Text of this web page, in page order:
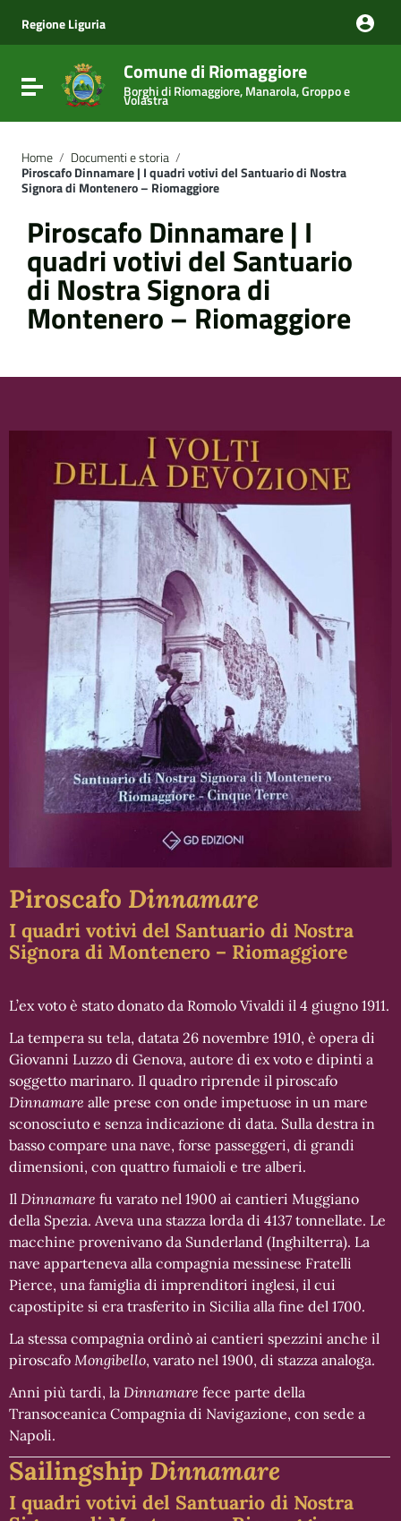
Vai al menu di navigazione
Vai al footer
Regione Liguria
Attiva / disattiva la navigazione
Comune di Riomaggiore
Borghi di Riomaggiore, Manarola, Groppo e
Volastra
Home / Documenti e storia /
Piroscafo Dinnamare | I quadri votivi del Santuario di Nostra
Signora di Montenero – Riomaggiore
Piroscafo Dinnamare | I
quadri votivi del Santuario
di Nostra Signora di
Montenero – Riomaggiore
Piroscafo Dinnamare
I quadri votivi del Santuario di Nostra
Signora di Montenero – Riomaggiore
L’ex voto è stato donato da Romolo Vivaldi il 4 giugno 1911.
La tempera su tela, datata 26 novembre 1910, è opera di
Giovanni Luzzo di Genova, autore di ex voto e dipinti a
soggetto marinaro. Il quadro riprende il piroscafo
Dinnamare alle prese con onde impetuose in un mare
sconosciuto e senza indicazione di data. Sulla destra in
basso compare una nave, forse passeggeri, di grandi
dimensioni, con quattro fumaioli e tre alberi.
Il Dinnamare fu varato nel 1900 ai cantieri Muggiano
della Spezia. Aveva una stazza lorda di 4137 tonnellate. Le
macchine provenivano da Sunderland (Inghilterra). La
nave apparteneva alla compagnia messinese Fratelli
Pierce, una famiglia di imprenditori inglesi, il cui
capostipite si era trasferito in Sicilia alla fine del 1700.
La stessa compagnia ordinò ai cantieri spezzini anche il
piroscafo Mongibello, varato nel 1900, di stazza analoga.
Anni più tardi, la Dinnamare fece parte della
Transoceanica Compagnia di Navigazione, con sede a
Napoli.
Sailingship Dinnamare
I quadri votivi del Santuario di Nostra